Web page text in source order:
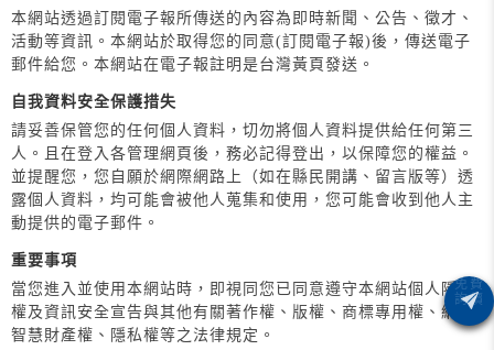
本網站透過訂閱電子報所傳送的內容為即時新聞、公告、徵才、
活動等資訊。本網站於取得您的同意(訂閱電子報)後，傳送電子
郵件給您。本網站在電子報註明是台灣黃頁發送。
自我資料安全保護措失
請妥善保管您的任何個人資料，切勿將個人資料提供給任何第三
人。且在登入各管理網頁後，務必記得登出，以保障您的權益。
並提醒您，您自願於網際網路上（如在縣民開講、留言版等）透
露個人資料，均可能會被他人蒐集和使用，您可能會收到他人主
動提供的電子郵件。
重要事項
當您進入並使用本網站時，即視同您已同意遵守本網站個人隱私
權及資訊安全宣告與其他有關著作權、版權、商標專用權、網路
智慧財產權、隱私權等之法律規定。